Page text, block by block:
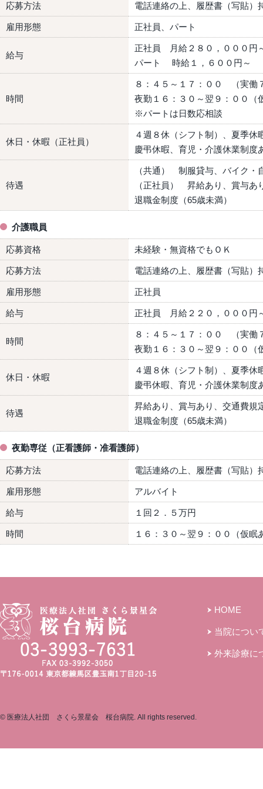
応募方法 電話連絡の上、履歴書（写貼）
雇用形態 正社員、パート
給与
正社員 月給２８０，０００円
パート 時給１，６００円～
時間
８：４５～１７：００ （実働
夜勤１６：３０～翌９：００（
※パートは日数応相談
休日・休暇（正社員）
４週８休（シフト制）、夏季
慶弔休暇、育児・介護休業制度
待遇
（共通） 制服貸与、バイク・
（正社員） 昇給あり、賞与あ
退職金制度（65歳未満）
介護職員
応募資格 未経験・無資格でもＯＫ
応募方法 電話連絡の上、履歴書（写貼）
雇用形態 正社員
給与 正社員 月給２２０，０００円
時間
８：４５～１７：００ （実働
夜勤１６：３０～翌９：００（
休日・休暇
４週８休（シフト制）、夏季
慶弔休暇、育児・介護休業制度
待遇
昇給あり、賞与あり、交通費規
退職金制度（65歳未満）
夜勤専従（正看護師・准看護師）
応募方法 電話連絡の上、履歴書（写貼）
雇用形態 アルバイト
給与 １回２．５万円
時間 １６：３０～翌９：００（仮眠
HOME
当院につい
外来診療に
© 医療法人社団 さくら景星会 桜台病院. All rights reserved.